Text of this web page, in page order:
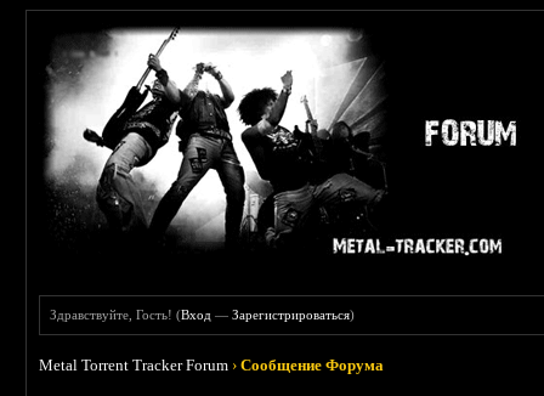
Здравствуйте, Гость! (Вход —Зарегистрироваться)
Metal Torrent Tracker Forum ›Сообщение Форума